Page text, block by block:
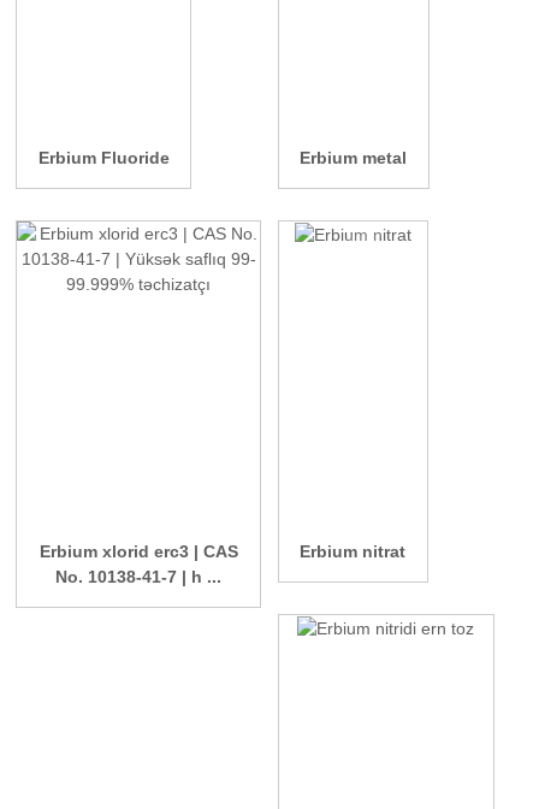
Erbium Fluoride Erbium metal
Erbium xlorid erc3 | CAS
No. 10138-41-7 | h ...
Erbium nitrat